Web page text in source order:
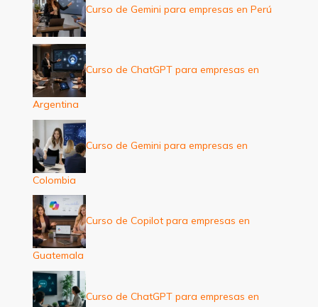
Curso de Gemini para empresas en Perú
Curso de ChatGPT para empresas en
Argentina
Curso de Gemini para empresas en
Colombia
Curso de Copilot para empresas en
Guatemala
Curso de ChatGPT para empresas en